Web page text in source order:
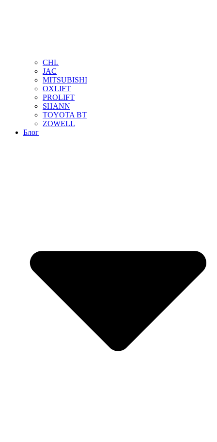
CHL
JAC
MITSUBISHI
OXLIFT
PROLIFT
SHANN
TOYOTA BT
ZOWELL
Блог